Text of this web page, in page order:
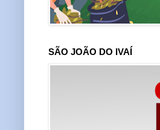
SÃO JOÃO DO IVAÍ